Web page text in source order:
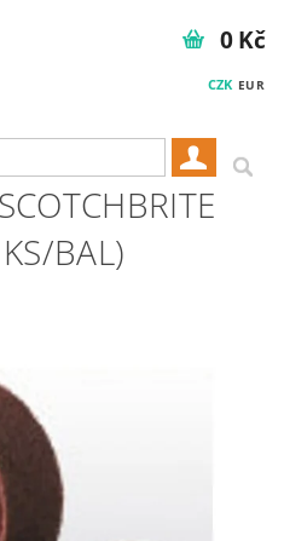
CZK EUR
0 Kč
BAL)